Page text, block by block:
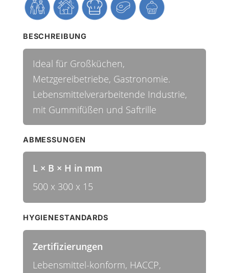
BESCHREIBUNG
Ideal für Großküchen,
Metzgereibetriebe, Gastronomie.
Lebensmittelverarbeitende Industrie,
mit Gummifüßen und Saftrille
ABMESSUNGEN
L × B × H in mm
500 x 300 x 15
HYGIENESTANDARDS
Zertifizierungen
Lebensmittel-konform, HACCP,